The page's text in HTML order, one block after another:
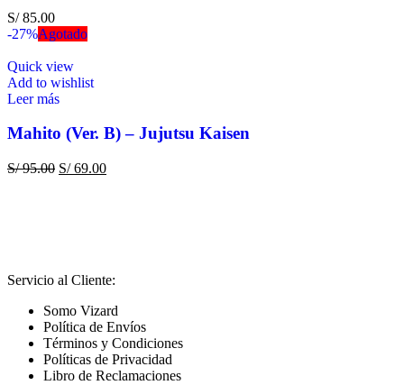
S/85.00
-27%Agotado
Quick view
Add to wishlist
Leer más
Mahito (Ver. B) – Jujutsu Kaisen
S/95.00 S/69.00
Servicio al Cliente:
Somo Vizard
Política de Envíos
Términos y Condiciones
Políticas de Privacidad
Libro de Reclamaciones